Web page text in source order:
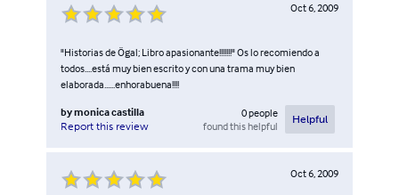
Oct 6, 2009
"Historias de Ögal; Libro apasionante!!!!!!!" Os lo recomiendo a
todos....está muy bien escrito y con una trama muy bien
elaborada......enhorabuena!!!!
bymonica castilla
Report this review
0people
found this helpful
Helpful
Oct 6, 2009